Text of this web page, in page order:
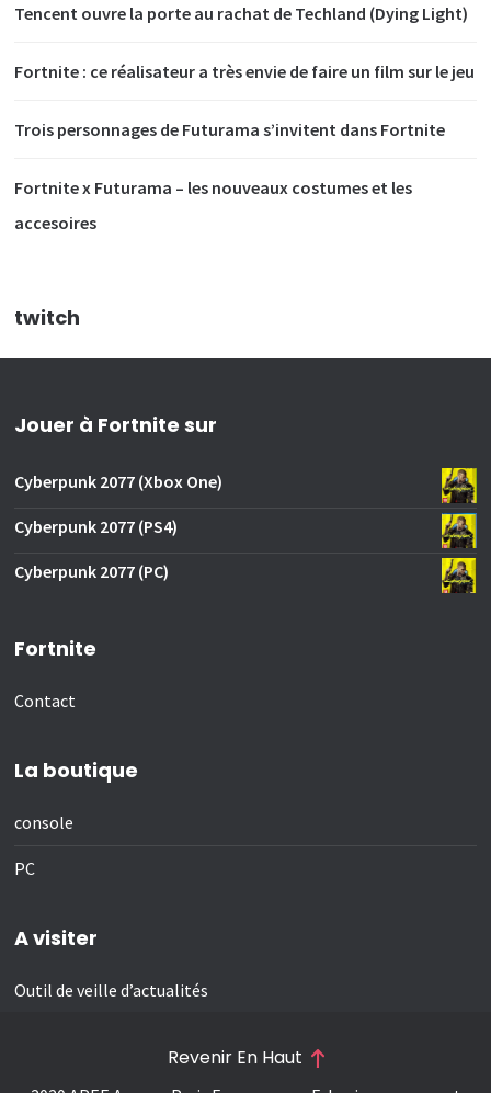
Tencent ouvre la porte au rachat de Techland (Dying Light)
Fortnite : ce réalisateur a très envie de faire un film sur le jeu
Trois personnages de Futurama s’invitent dans Fortnite
Fortnite x Futurama – les nouveaux costumes et les
accesoires
twitch
Jouer à Fortnite sur
Cyberpunk 2077 (Xbox One)
Cyberpunk 2077 (PS4)
Cyberpunk 2077 (PC)
Fortnite
Contact
La boutique
console
PC
A visiter
Outil de veille d’actualités
Revenir En Haut